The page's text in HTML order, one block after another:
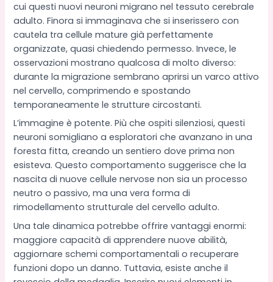
cui questi nuovi neuroni migrano nel tessuto cerebrale
adulto. Finora si immaginava che si inserissero con
cautela tra cellule mature già perfettamente
organizzate, quasi chiedendo permesso. Invece, le
osservazioni mostrano qualcosa di molto diverso:
durante la migrazione sembrano aprirsi un varco attivo
nel cervello, comprimendo e spostando
temporaneamente le strutture circostanti.
L’immagine è potente. Più che ospiti silenziosi, questi
neuroni somigliano a esploratori che avanzano in una
foresta fitta, creando un sentiero dove prima non
esisteva. Questo comportamento suggerisce che la
nascita di nuove cellule nervose non sia un processo
neutro o passivo, ma una vera forma di
rimodellamento strutturale del cervello adulto.
Una tale dinamica potrebbe offrire vantaggi enormi:
maggiore capacità di apprendere nuove abilità,
aggiornare schemi comportamentali o recuperare
funzioni dopo un danno. Tuttavia, esiste anche il